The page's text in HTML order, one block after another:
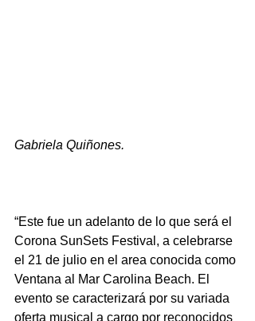
Gabriela Quiñones.
“Este fue un adelanto de lo que será el
Corona SunSets Festival, a celebrarse
el 21 de julio en el area conocida como
Ventana al Mar Carolina Beach. El
evento se caracterizará por su variada
oferta musical a cargo por reconocidos